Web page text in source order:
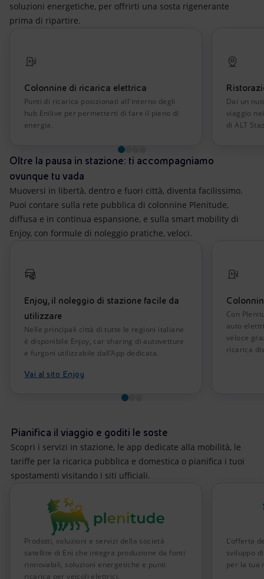
soluzioni energetiche, per offrirti una sosta rigenerante
prima di ripartire.
Colonnine di ricarica elettrica
Punti di ricarica posizionati all'interno degli
hub Enilive per permetterti di fare il pieno di
energia.
Dai un
viaggio
di ALT
Oltre la pausa in stazione: ti accompagniamo
ovunque tu vada
Muoversi in libertà, dentro e fuori città, diventa facilissimo.
Puoi contare sulla rete pubblica di colonnine Plenitude,
diffusa e in continua espansione, e sulla smart mobility di
Enjoy, con formule di noleggio pratiche, veloci.
Enjoy, il noleggio di stazione facile da
utilizzare
Nelle principali città di tutte le regioni italiane
è disponibile Enjoy, car sharing di autovetture
e furgoni utilizzabile dall’App dedicata.
Vai al sito Enjoy
Con
auto
veloce
ricarica
Pianifica il viaggio e goditi le soste
Scopri i servizi in stazione, le app dedicate alla mobilità, le
tariffe per la ricarica pubblica e domestica o pianifica i tuoi
spostamenti visitando i siti ufficiali.
Prodotti, soluzioni e servizi della società
satellite di Eni che integra produzione da fonti
rinnovabili, soluzioni energetiche e punti
ricarica per veicoli elettrici.
L'offerta
sviluppo
per la tua